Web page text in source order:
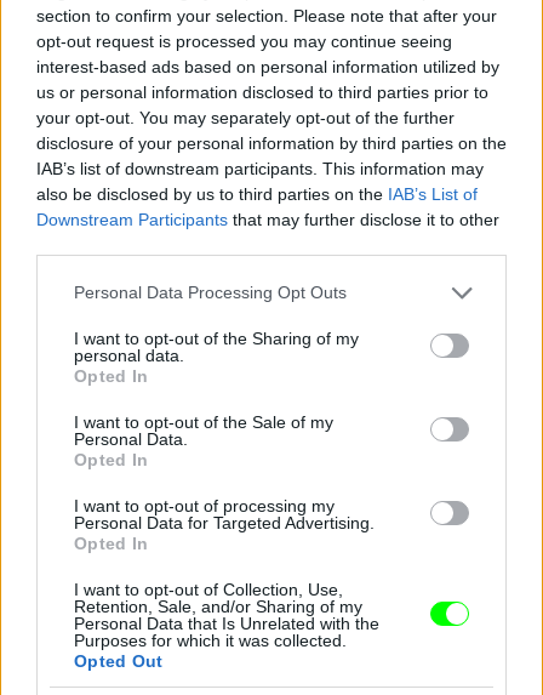
section to confirm your selection. Please note that after your
opt-out request is processed you may continue seeing
interest-based ads based on personal information utilized by
us or personal information disclosed to third parties prior to
your opt-out. You may separately opt-out of the further
disclosure of your personal information by third parties on the
IAB’s list of downstream participants. This information may
also be disclosed by us to third parties on the IAB’s List of
Downstream Participants that may further disclose it to other
Please note that this website/app uses one or more Google
not limited to your visit or usage behaviour. You may click to
grant or deny consent to Google and its third-party tags to
use your data for below specified purposes in below Google
consent section.
Personal Data Processing Opt Outs
I want to opt-out of the Sharing of my
personal data.
Opted In
I want to opt-out of the Sale of my
Personal Data.
Opted In
I want to opt-out of processing my
Personal Data for Targeted Advertising.
Opted In
I want to opt-out of Collection, Use,
Retention, Sale, and/or Sharing of my
Personal Data that Is Unrelated with the
Purposes for which it was collected.
Opted Out
Jön még kép!
És most ismerjék meg Farkas Ritát, a 48 éves
de azóta sincs senkije egyiküknek sem.
Jön még kép!